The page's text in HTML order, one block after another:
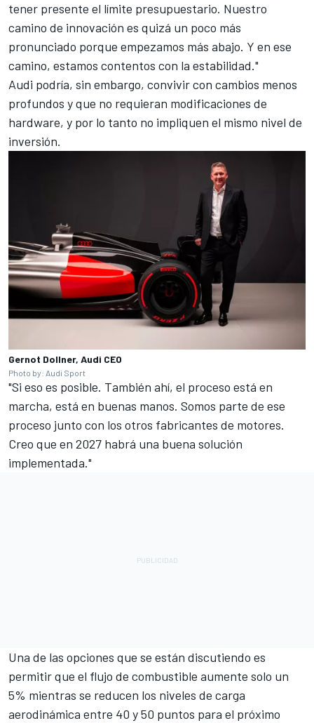
tener presente el límite presupuestario. Nuestro
camino de innovación es quizá un poco más
pronunciado porque empezamos más abajo. Y en ese
camino, estamos contentos con la estabilidad."
Audi podría, sin embargo, convivir con cambios menos
profundos y que no requieran modificaciones de
hardware, y por lo tanto no impliquen el mismo nivel de
inversión.
Gernot Dollner, Audi CEO
Photo by: Audi Sport
"Si eso es posible. También ahí, el proceso está en
marcha, está en buenas manos. Somos parte de ese
proceso junto con los otros fabricantes de motores.
Creo que en 2027 habrá una buena solución
implementada."
Una de las opciones que se están discutiendo es
permitir que el flujo de combustible aumente solo un
5% mientras se reducen los niveles de carga
aerodinámica entre 40 y 50 puntos para el próximo